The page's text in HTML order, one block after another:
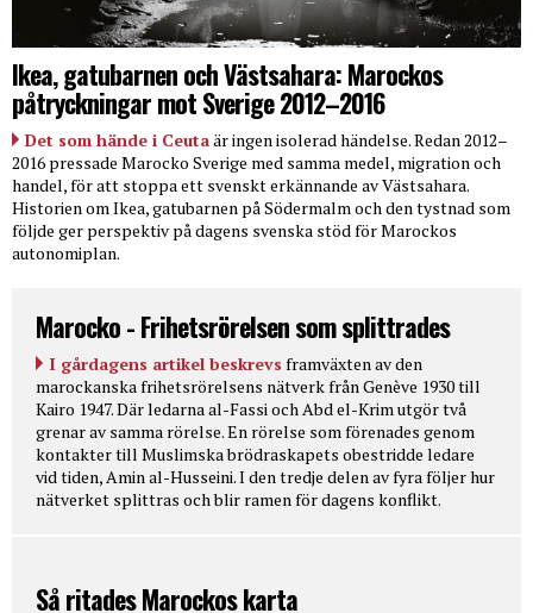
Ikea, gatubarnen och Västsahara: Marockos
påtryckningar mot Sverige 2012–2016
Det som hände i Ceutaär ingen isolerad händelse. Redan 2012–
2016 pressade Marocko Sverige med samma medel, migration och
handel, för att stoppa ett svenskt erkännande av Västsahara.
Historien om Ikea, gatubarnen på Södermalm och den tystnad som
följde ger perspektiv på dagens svenska stöd för Marockos
autonomiplan.
Marocko - Frihetsrörelsen som splittrades
I gårdagens artikel beskrevs framväxten av den
marockanska frihetsrörelsens nätverk från Genève 1930 till
Kairo 1947. Där ledarna al-Fassi och Abd el-Krim utgör två
grenar av samma rörelse. En rörelse som förenades genom
kontakter till Muslimska brödraskapets obestridde ledare
vid tiden, Amin al-Husseini. I den tredje delen av fyra följer hur
nätverket splittras och blir ramen för dagens konflikt.
Så ritades Marockos karta